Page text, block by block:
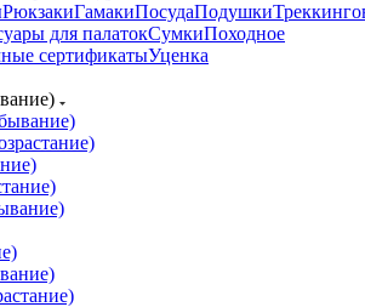
РюкзакиГамакиПосудаПодушки
для палатокСумкиПоходное
сертификатыУценка